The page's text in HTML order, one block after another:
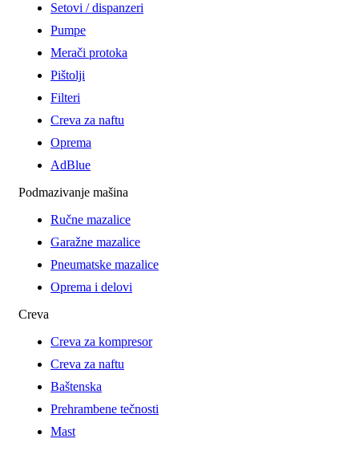
Setovi / dispanzeri
Pumpe
Merači protoka
Pištolji
Filteri
Creva za naftu
Oprema
AdBlue
Podmazivanje mašina
Ručne mazalice
Garažne mazalice
Pneumatske mazalice
Oprema i delovi
Creva
Creva za kompresor
Creva za naftu
Baštenska
Prehrambene tečnosti
Mast